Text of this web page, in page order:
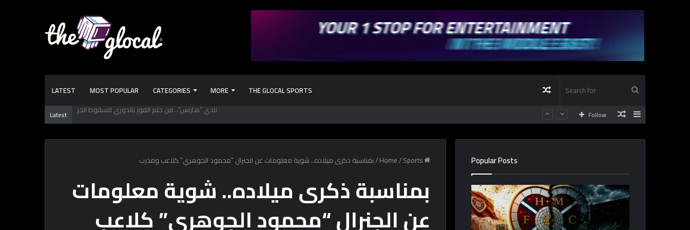
LATEST MOST POPULAR CATEGORIES MORE THE GLOCAL SPORTS
for
Random
Article
Latest كل حاجة محتاج تعرفها عن طرابزون سبور.. فريق “محمد صـلاح” الجديد
Random
Follow
/Sports
/بمناسبة ذكرى ميلاده.. شوية معلومات عن الجنرال “محمود الجوهري” كلاعب ومدرب
بمناسبة ذكرى ميلاده.. شوية معلومات
عن الجنرال “محمود الجوهري” كلاعب
Popular Posts